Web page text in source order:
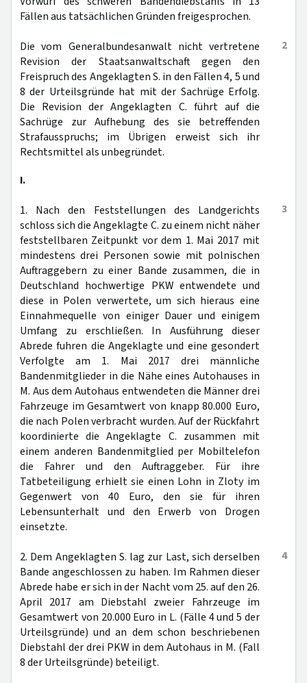
Fällen aus tatsächlichen Gründen freigesprochen.
2
Die vom Generalbundesanwalt nicht vertretene
Revision der Staatsanwaltschaft gegen den
Freispruch des Angeklagten S. in den Fällen 4, 5 und
8 der Urteilsgründe hat mit der Sachrüge Erfolg.
Die Revision der Angeklagten C. führt auf die
Sachrüge zur Aufhebung des sie betreffenden
Strafausspruchs; im Übrigen erweist sich ihr
Rechtsmittel als unbegründet.
I.
3
1. Nach den Feststellungen des Landgerichts
schloss sich die Angeklagte C. zu einem nicht näher
feststellbaren Zeitpunkt vor dem 1. Mai 2017 mit
mindestens drei Personen sowie mit polnischen
Auftraggebern zu einer Bande zusammen, die in
Deutschland hochwertige PKW entwendete und
diese in Polen verwertete, um sich hieraus eine
Einnahmequelle von einiger Dauer und einigem
Umfang zu erschließen. In Ausführung dieser
Abrede fuhren die Angeklagte und eine gesondert
Verfolgte am 1. Mai 2017 drei männliche
Bandenmitglieder in die Nähe eines Autohauses in
M. Aus dem Autohaus entwendeten die Männer drei
Fahrzeuge im Gesamtwert von knapp 80.000 Euro,
die nach Polen verbracht wurden. Auf der Rückfahrt
koordinierte die Angeklagte C. zusammen mit
einem anderen Bandenmitglied per Mobiltelefon
die Fahrer und den Auftraggeber. Für ihre
Tatbeteiligung erhielt sie einen Lohn in Zloty im
Gegenwert von 40 Euro, den sie für ihren
Lebensunterhalt und den Erwerb von Drogen
einsetzte.
4
2. Dem Angeklagten S. lag zur Last, sich derselben
Bande angeschlossen zu haben. Im Rahmen dieser
Abrede habe er sich in der Nacht vom 25. auf den 26.
April 2017 am Diebstahl zweier Fahrzeuge im
Gesamtwert von 20.000 Euro in L. (Fälle 4 und 5 der
Urteilsgründe) und an dem schon beschriebenen
Diebstahl der drei PKW in dem Autohaus in M. (Fall
8 der Urteilsgründe) beteiligt.